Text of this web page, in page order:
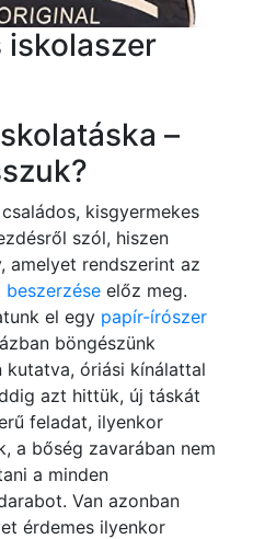
iskolaszer
–
kisgyermekes
szól, hiszen
amelyet rendszerint az
beszerzése előz meg.
el egy papír-írószer
böngészünk
kutatva, óriási kínálattal
azt hittük, új táskát
feladat, ilyenkor
a bőség zavarában nem
a minden
Van azonban
érdemes ilyenkor